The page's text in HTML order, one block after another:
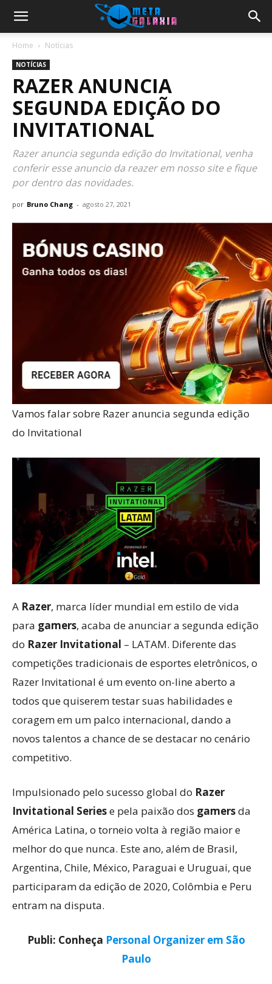
Home Notícias
NOTÍCIAS
RAZER ANUNCIA
SEGUNDA EDIÇÃO DO
INVITATIONAL
Razer anuncia segunda edição do Invitational, venha
conferir esse anuncio da reazer em nosso site e fique
por dentro das novidades.
por Bruno Chang - agosto 27, 2021
Vamos falar sobre Razer anuncia segunda edição
do Invitational
A Razer, marca líder mundial em estilo de vida
para gamers, acaba de anunciar a segunda edição
do Razer Invitational – LATAM. Diferente das
competições tradicionais de esportes eletrônicos, o
Razer Invitational é um evento on-line aberto a
todos que quiserem testar suas habilidades e
coragem em um palco internacional, dando a
novos talentos a chance de se destacar no cenário
competitivo.
Impulsionado pelo sucesso global do Razer
Invitational Seriese pela paixão dos gamersda
América Latina, o torneio volta à região maior e
melhor do que nunca. Este ano, além de Brasil,
Argentina, Chile, México, Paraguai e Uruguai, que
participaram da edição de 2020, Colômbia e Peru
entram na disputa.
Publi: Conheça Personal Organizer em São
Paulo